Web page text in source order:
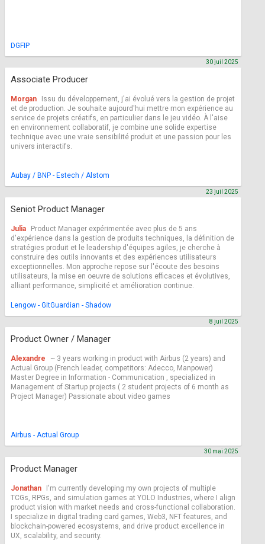
DGFIP
Associate Producer
30 juil 2025
Morgan
Issu du développement, j'ai évolué vers la gestion de projet
et de production. Je souhaite aujourd'hui mettre mon expérience au
service de projets créatifs, en particulier dans le jeu vidéo. À l'aise
en environnement collaboratif, je combine une solide expertise
technique avec une vraie sensibilité produit et une passion pour les
univers interactifs.
Aubay / BNP - Estech / Alstom
Seniot Product Manager
23 juil 2025
Julia
Product Manager expérimentée avec plus de 5 ans
d'expérience dans la gestion de produits techniques, la définition de
stratégies produit et le leadership d'équipes agiles, je cherche à
construire des outils innovants et des expériences utilisateurs
exceptionnelles. Mon approche repose sur l'écoute des besoins
utilisateurs, la mise en oeuvre de solutions efficaces et évolutives,
alliant performance, simplicité et amélioration continue.
Lengow - GitGuardian - Shadow
Product Owner / Manager
8 juil 2025
Alexandre
~ 3 years working in product with Airbus (2 years) and
Actual Group (French leader, competitors: Adecco, Manpower)
Master Degree in Information - Communication , specialized in
Management of Startup projects ( 2 student projects of 6 month as
Project Manager) Passionate about video games
Airbus - Actual Group
Product Manager
30 mai 2025
Jonathan
I'm currently developing my own projects of multiple
TCGs, RPGs, and simulation games at YOLO Industries, where I align
product vision with market needs and cross-functional collaboration.
I specialize in digital trading card games, Web3, NFT features, and
blockchain-powered ecosystems, and drive product excellence in
UX, scalability, and security.